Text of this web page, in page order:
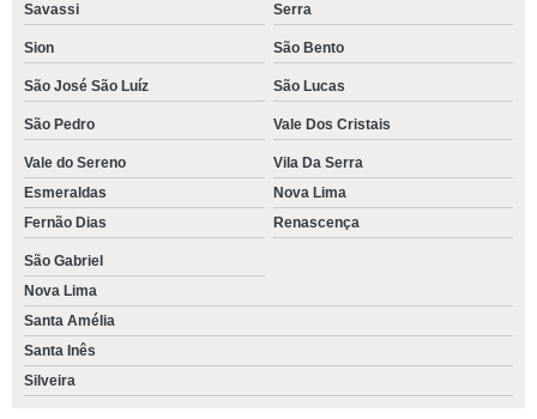
Savassi Serra
Sion São Bento
São José São Luíz São Lucas
São Pedro Vale Dos Cristais
Vale do Sereno
Vila Da Serra
Esmeraldas
Nova Lima
Fernão Dias
Renascença
São Gabriel
Nova Lima
Santa Amélia
Santa Inês
Silveira